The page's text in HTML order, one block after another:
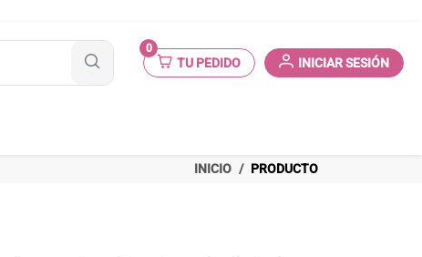
0
TU PEDIDO INICIAR SESIÓN
INICIO PRODUCTO